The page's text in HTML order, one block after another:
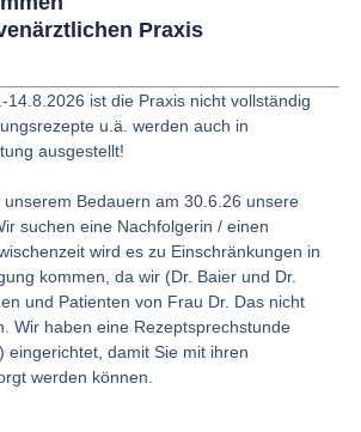
Praxis
14.8.2026 ist die Praxis nicht vollständig
u.ä. werden auch in
ausgestellt!
unserem Bedauern am 30.6.26 unsere
suchen eine Nachfolgerin / einen
wird es zu Einschränkungen in
kommen, da wir (Dr. Baier und Dr.
und Patienten von Frau Dr. Das nicht
Wir haben eine Rezeptsprechstunde
eingerichtet, damit Sie mit ihren
werden können.